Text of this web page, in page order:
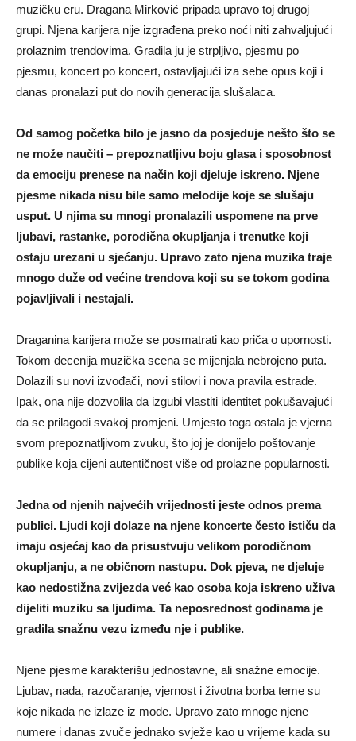
muzičku eru. Dragana Mirković pripada upravo toj drugoj
grupi. Njena karijera nije izgrađena preko noći niti zahvaljujući
prolaznim trendovima. Gradila ju je strpljivo, pjesmu po
pjesmu, koncert po koncert, ostavljajući iza sebe opus koji i
danas pronalazi put do novih generacija slušalaca.
Od samog početka bilo je jasno da posjeduje nešto što se
ne može naučiti – prepoznatljivu boju glasa i sposobnost
da emociju prenese na način koji djeluje iskreno. Njene
pjesme nikada nisu bile samo melodije koje se slušaju
usput. U njima su mnogi pronalazili uspomene na prve
ljubavi, rastanke, porodična okupljanja i trenutke koji
ostaju urezani u sjećanju. Upravo zato njena muzika traje
mnogo duže od većine trendova koji su se tokom godina
pojavljivali i nestajali.
Draganina karijera može se posmatrati kao priča o upornosti.
Tokom decenija muzička scena se mijenjala nebrojeno puta.
Dolazili su novi izvođači, novi stilovi i nova pravila estrade.
Ipak, ona nije dozvolila da izgubi vlastiti identitet pokušavajući
da se prilagodi svakoj promjeni. Umjesto toga ostala je vjerna
svom prepoznatljivom zvuku, što joj je donijelo poštovanje
publike koja cijeni autentičnost više od prolazne popularnosti.
Jedna od njenih najvećih vrijednosti jeste odnos prema
publici. Ljudi koji dolaze na njene koncerte često ističu da
imaju osjećaj kao da prisustvuju velikom porodičnom
okupljanju, a ne običnom nastupu. Dok pjeva, ne djeluje
kao nedostižna zvijezda već kao osoba koja iskreno uživa
dijeliti muziku sa ljudima. Ta neposrednost godinama je
gradila snažnu vezu između nje i publike.
Njene pjesme karakterišu jednostavne, ali snažne emocije.
Ljubav, nada, razočaranje, vjernost i životna borba teme su
koje nikada ne izlaze iz mode. Upravo zato mnoge njene
numere i danas zvuče jednako svježe kao u vrijeme kada su